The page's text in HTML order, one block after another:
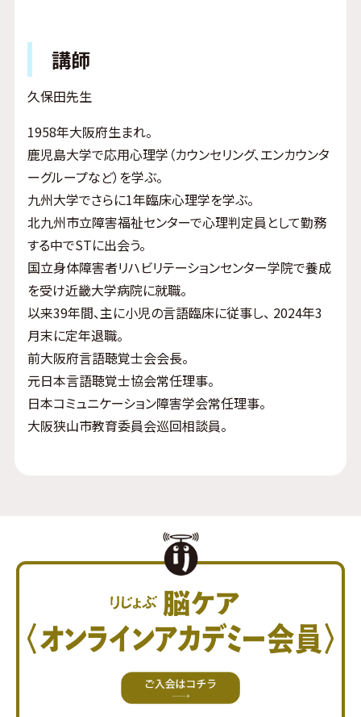
講師
久保田先生
1958年大阪府生まれ。
鹿児島大学で応用心理学（カウンセリング、エンカウンタ
ーグループなど）を学ぶ。
九州大学でさらに1年臨床心理学を学ぶ。
北九州市立障害福祉センターで心理判定員として勤務
する中でSTに出会う。
国立身体障害者リハビリテーションセンター学院で養成
を受け近畿大学病院に就職。
以来39年間、主に小児の言語臨床に従事し、 2024年3
月末に定年退職。
前大阪府言語聴覚士会会長。
元日本言語聴覚士協会常任理事。
日本コミュニケーション障害学会常任理事。
大阪狭山市教育委員会巡回相談員。